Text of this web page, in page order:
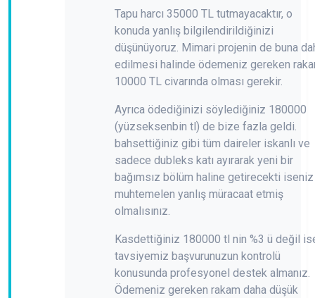
Tapu harcı 35000 TL tutmayacaktır, o
konuda yanlış bilgilendirildiğinizi
düşünüyoruz. Mimari projenin de buna
edilmesi halinde ödemeniz gereken
10000 TL civarında olması gerekir.
Ayrıca ödediğinizi söylediğiniz 180000
(yüzseksenbin tl) de bize fazla geldi.
bahsettiğiniz gibi tüm daireler iskanlı ve
sadece dubleks katı ayırarak yeni bir
bağımsız bölüm haline getirecekti iseniz
muhtemelen yanlış müracaat etmiş
olmalısınız.
Kasdettiğiniz 180000 tl nin %3 ü değil
tavsiyemiz başvurunuzun kontrolü
konusunda profesyonel destek almanız.
Ödemeniz gereken rakam daha düşük